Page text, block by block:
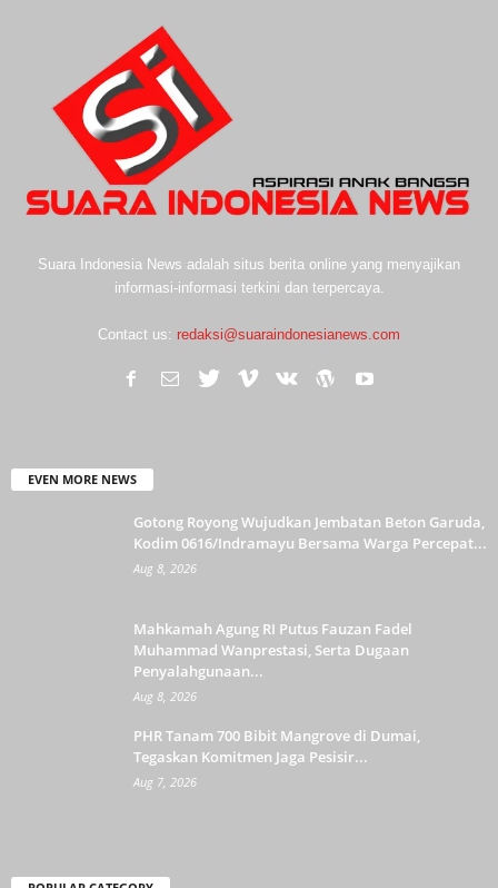
Suara Indonesia News adalah situs berita online yang menyajikan
informasi-informasi terkini dan terpercaya.
Contact us: redaksi@suaraindonesianews.com
EVEN MORE NEWS
Gotong Royong Wujudkan Jembatan Beton Garuda,
Kodim 0616/Indramayu Bersama Warga Percepat...
Aug 8, 2026
Mahkamah Agung RI Putus Fauzan Fadel
Muhammad Wanprestasi, Serta Dugaan
Penyalahgunaan...
Aug 8, 2026
PHR Tanam 700 Bibit Mangrove di Dumai,
Tegaskan Komitmen Jaga Pesisir...
Aug 7, 2026